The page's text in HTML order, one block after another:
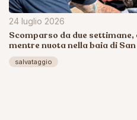
24 luglio 2026
Scomparso da due
mentre nuota nella baia di
salvataggio